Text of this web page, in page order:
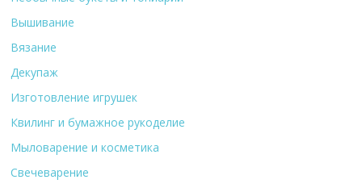
Вышивание
Вязание
Декупаж
Изготовление игрушек
Квилинг и бумажное рукоделие
Мыловарение и косметика
Свечеварение